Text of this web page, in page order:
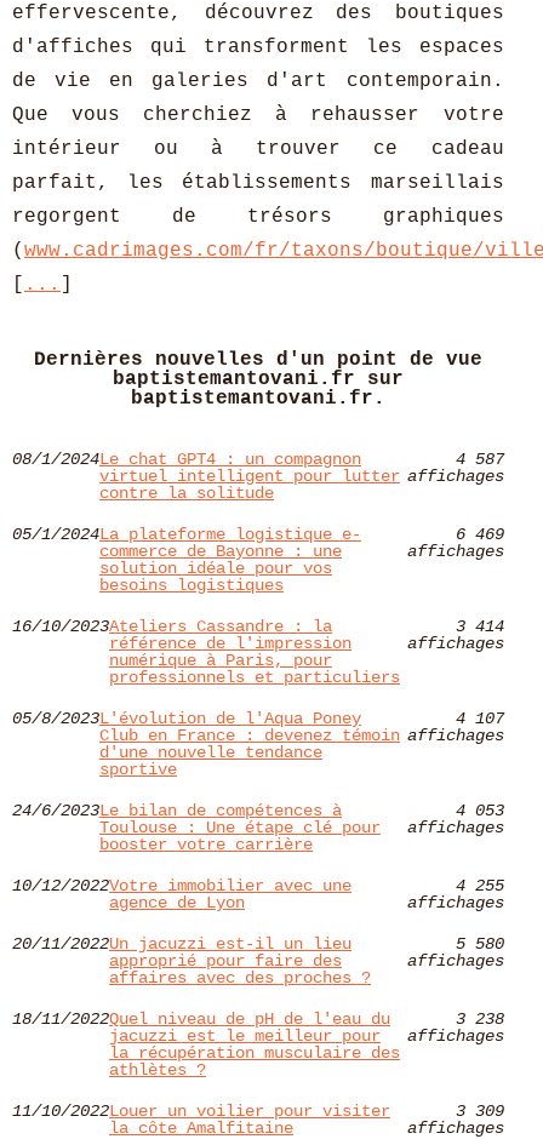
effervescente, découvrez des boutiques
d'affiches qui transforment les espaces
de vie en galeries d'art contemporain.
Que vous cherchiez à rehausser votre
intérieur ou à trouver ce cadeau
parfait, les établissements marseillais
regorgent de trésors graphiques
( www.cadrimages.com/fr/taxons/boutique/
...
Dernières nouvelles d'un point de vue
baptistemantovani.fr sur
baptistemantovani.fr.
08/1/2024Le chat GPT4 : un compagnon
virtuel intelligent pour lutter
contre la solitude
4 587
affichages
05/1/2024La plateforme logistique e-
commerce de Bayonne : une
solution idéale pour vos
besoins logistiques
6 469
affichages
16/10/2023Ateliers Cassandre : la
référence de l'impression
numérique à Paris, pour
professionnels et particuliers
3 414
affichages
05/8/2023L'évolution de l'Aqua Poney
Club en France : devenez témoin
d'une nouvelle tendance
sportive
4 107
affichages
24/6/2023Le bilan de compétences à
Toulouse : Une étape clé pour
booster votre carrière
4 053
affichages
10/12/2022Votre immobilier avec une
agence de Lyon
4 255
affichages
20/11/2022Un jacuzzi est-il un lieu
approprié pour faire des
affaires avec des proches ?
5 580
affichages
18/11/2022Quel niveau de pH de l'eau du
jacuzzi est le meilleur pour
la récupération musculaire des
athlètes ?
3 238
affichages
11/10/2022Louer un voilier pour visiter
la côte Amalfitaine
3 309
affichages